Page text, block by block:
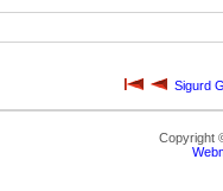
Sigurd
Copyright